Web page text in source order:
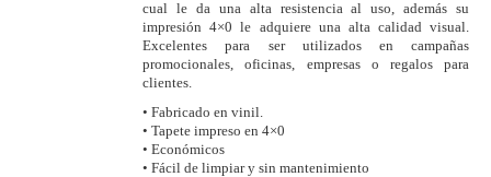
cual le da una alta resistencia al uso, además su
impresión 4×0 le adquiere una alta calidad visual.
Excelentes para ser utilizados en campañas
promocionales, oficinas, empresas o regalos para
clientes.
• Fabricado en vinil.
• Tapete impreso en 4×0
• Económicos
• Fácil de limpiar y sin mantenimiento